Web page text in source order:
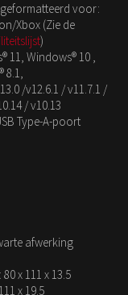
geformatteerd voor:
Xbox (Zie de
)
11, Windows® 10 ,
8.1,
/v12.6.1 / v11.7.1 /
/ v10.13
Type-A-poort
afwerking
80 x 111 x 13.5
x 19.5